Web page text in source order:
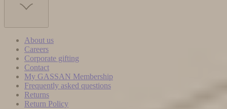
About us
Careers
Corporate gifting
Contact
My GASSAN Membership
Frequently asked questions
Returns
Return Policy